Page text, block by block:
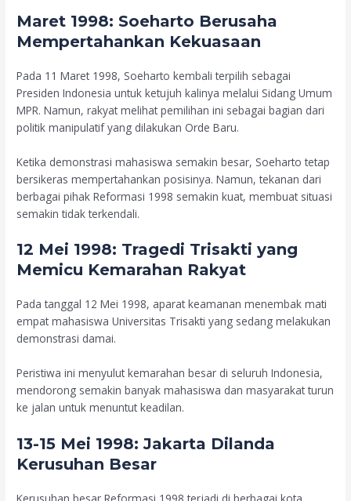
Maret 1998: Soeharto Berusaha
Mempertahankan Kekuasaan
Pada 11 Maret 1998, Soeharto kembali terpilih sebagai
Presiden Indonesia untuk ketujuh kalinya melalui Sidang Umum
MPR. Namun, rakyat melihat pemilihan ini sebagai bagian dari
politik manipulatif yang dilakukan Orde Baru.
Ketika demonstrasi mahasiswa semakin besar, Soeharto tetap
bersikeras mempertahankan posisinya. Namun, tekanan dari
berbagai pihak Reformasi 1998 semakin kuat, membuat situasi
semakin tidak terkendali.
12 Mei 1998: Tragedi Trisakti yang
Memicu Kemarahan Rakyat
Pada tanggal 12 Mei 1998, aparat keamanan menembak mati
empat mahasiswa Universitas Trisakti yang sedang melakukan
demonstrasi damai.
Peristiwa ini menyulut kemarahan besar di seluruh Indonesia,
mendorong semakin banyak mahasiswa dan masyarakat turun
ke jalan untuk menuntut keadilan.
13-15 Mei 1998: Jakarta Dilanda
Kerusuhan Besar